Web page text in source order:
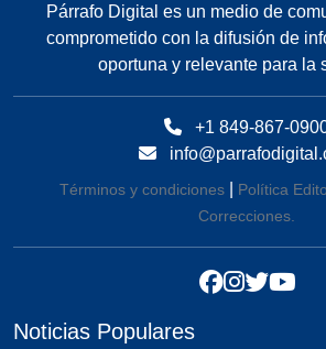
Párrafo Digital es un medio de
comprometido con la difusión de
oportuna y relevante para la
+1 849-867-
Términos y condiciones| Política
Correcciones.
Noticias Populares